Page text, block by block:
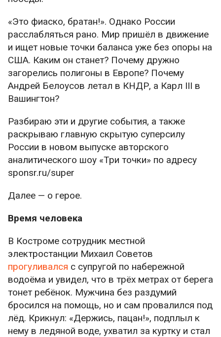
«Это фиаско, братан!». Однако России
расслабляться рано. Мир пришёл в движение
и ищет новые точки баланса уже без опоры на
США. Каким он станет? Почему дружно
загорелись полигоны в Европе? Почему
Андрей Белоусов летал в КНДР, а Карл III в
Вашингтон?
Разбираю эти и другие события, а также
раскрываю главную скрытую суперсилу
России в новом выпуске авторского
аналитического шоу «Три точки» по адресу
sponsr.ru/super
Далее — о герое.
Время человека
В Костроме сотрудник местной
электростанции Михаил Советов
прогуливался с супругой по набережной
водоёма и увидел, что в трёх метрах от берега
тонет ребёнок. Мужчина без раздумий
бросился на помощь, но и сам провалился под
лёд. Крикнул: «Держись, пацан!», подплыл к
нему в ледяной воде, ухватил за куртку и стал